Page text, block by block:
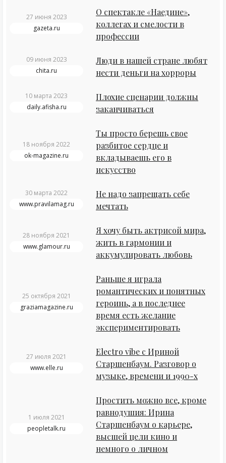
27 июня 2023
gazeta.ru
О спектакле «Наедине»,
коллегах и смелости в
профессии
09 июня 2023
chita.ru
Люди в нашей стране любят
нести деньги на хорроры
10 марта 2023
daily.afisha.ru
Плохие сценарии должны
заканчиваться
18 ноября 2022
ok-magazine.ru
Ты просто берешь свое
разбитое сердце и
вкладываешь его в
искусство
30 марта 2022
www.pravilamag.ru
Не надо запрещать себе
мечтать
28 ноября 2021
www.glamour.ru
Я хочу быть актрисой мира,
жить в гармонии и
аккумулировать любовь
25 октября 2021
graziamagazine.ru
Раньше я играла
романтических и понятных
героинь, а в последнее
время есть желание
экспериментировать
27 июля 2021
www.elle.ru
Electro vibe с Ириной
Старшенбаум. Разговор о
музыке, времени и 1990-х
1 июля 2021
peopletalk.ru
Простить можно все, кроме
равнодушия: Ирина
Старшенбаум о карьере,
высшей цели кино и
немного о личном